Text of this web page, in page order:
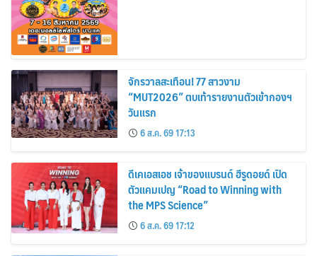
จักรวาลสะเทือน! 77 สาวงาม
“MUT2026” ตบเท้ารายงานตัวเข้ากองฯ
วันแรก
6 ส.ค. 69 17:13
ดีเคเอสเอช เจ้าของแบรนด์ ฮีรูดอยด์ เปิด
ตัวแคมเปญ “Road to Winning with
the MPS Science”
6 ส.ค. 69 17:12